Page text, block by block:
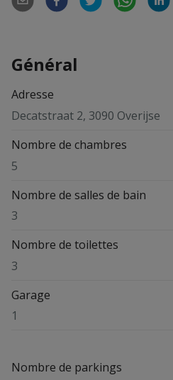
Général
Adresse
Decatstraat 2, 3090 Overijse
Nombre de chambres
5
Nombre de salles de bain
3
Nombre de toilettes
3
Garage
1
Nombre de parkings